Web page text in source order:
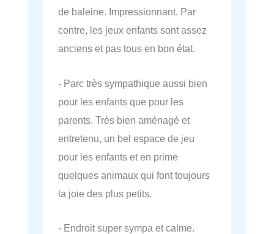
de baleine. Impressionnant. Par
contre, les jeux enfants sont assez
anciens et pas tous en bon état.
- Parc très sympathique aussi bien
pour les enfants que pour les
parents. Très bien aménagé et
entretenu, un bel espace de jeu
pour les enfants et en prime
quelques animaux qui font toujours
la joie des plus petits.
- Endroit super sympa et calme.